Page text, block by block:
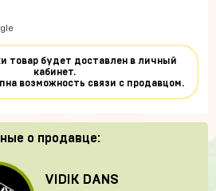
товар будет доставлен в личный
кабинет.
возможность связи с продавцом.
о продавце:
VIDIK DANS